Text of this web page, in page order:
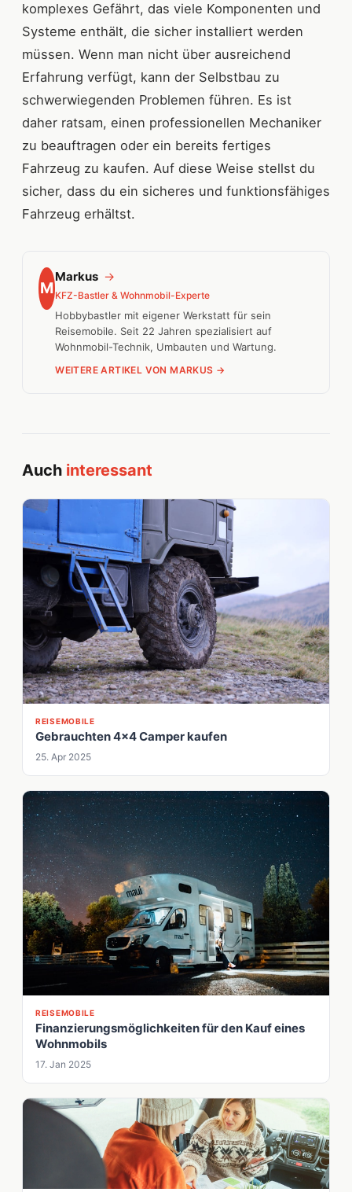
komplexes Gefährt, das viele Komponenten und
Systeme enthält, die sicher installiert werden
müssen. Wenn man nicht über ausreichend
Erfahrung verfügt, kann der Selbstbau zu
schwerwiegenden Problemen führen. Es ist
daher ratsam, einen professionellen Mechaniker
zu beauftragen oder ein bereits fertiges
Fahrzeug zu kaufen. Auf diese Weise stellst du
sicher, dass du ein sicheres und funktionsfähiges
Fahrzeug erhältst.
M
Markus →
KFZ-Bastler & Wohnmobil-Experte
Hobbybastler mit eigener Werkstatt für sein
Reisemobile. Seit 22 Jahren spezialisiert auf
Wohnmobil-Technik, Umbauten und Wartung.
WEITERE ARTIKEL VON MARKUS →
Auch interessant
REISEMOBILE
Gebrauchten 4x4 Camper kaufen
25. Apr 2025
REISEMOBILE
Finanzierungsmöglichkeiten für den Kauf eines
Wohnmobils
17. Jan 2025